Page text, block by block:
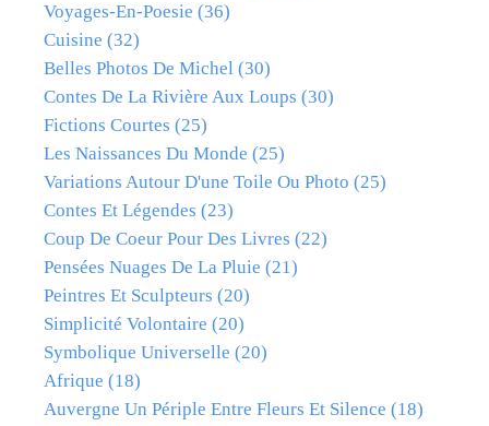
Voyages-En-Poesie (36)
Cuisine (32)
Belles Photos De Michel (30)
Contes De La Rivière Aux Loups (30)
Fictions Courtes (25)
Les Naissances Du Monde (25)
Variations Autour D'une Toile Ou Photo (25)
Contes Et Légendes (23)
Coup De Coeur Pour Des Livres (22)
Pensées Nuages De La Pluie (21)
Peintres Et Sculpteurs (20)
Simplicité Volontaire (20)
Symbolique Universelle (20)
Afrique (18)
Auvergne Un Périple Entre Fleurs Et Silence (18)